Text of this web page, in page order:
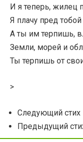
И я теперь, жилец
Я плачу пред тобой
А ты им терпишь,
Земли, морей и
Ты терпишь от
>
Следующий
Предыдущий